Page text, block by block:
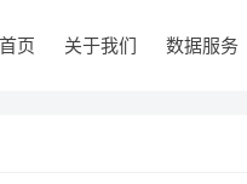
首页 关于我们 数据服务